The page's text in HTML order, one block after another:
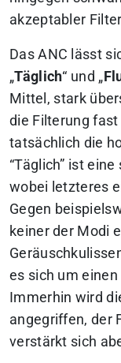
akzeptabler
Das ANC lässt
„Täglich“ und „
Mittel, stark
die Filterung
tatsächlich die
“Täglich” ist
wobei letzteres
Gegen
keiner der Modi
es sich um
Immerhin wird
angegriffen, der
verstärkt sich